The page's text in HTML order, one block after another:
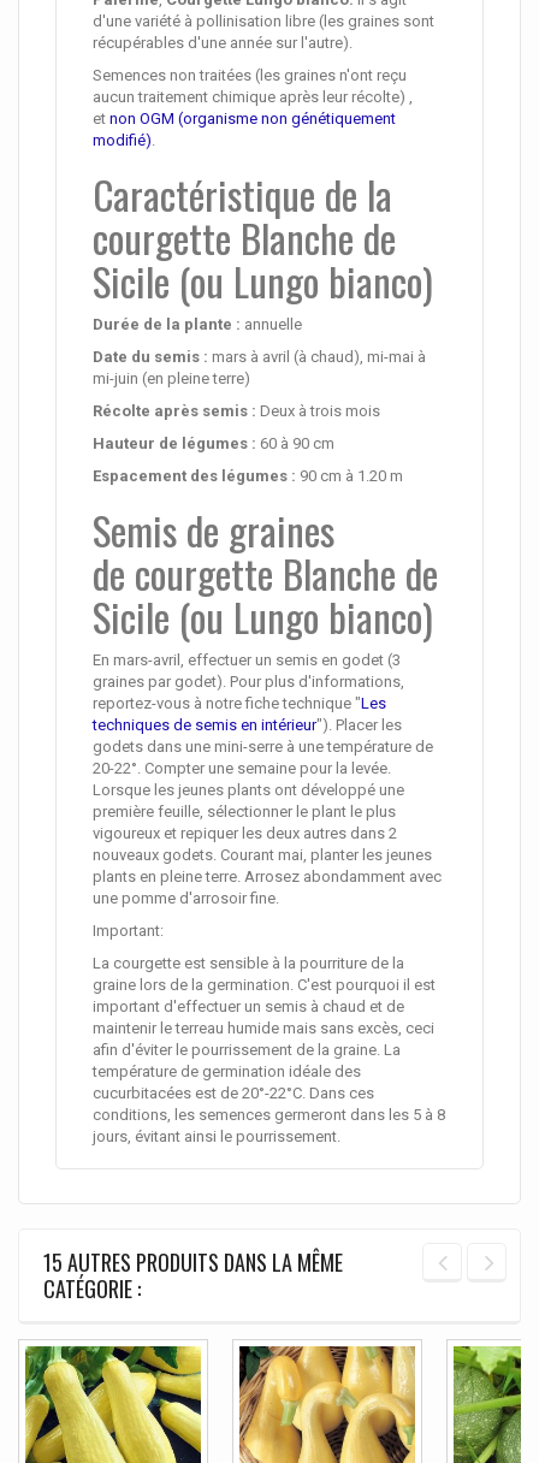
d'une variété à pollinisation libre (les graines sont
récupérables d'une année sur l'autre).
Semences non traitées (les graines n'ont reçu
aucun traitement chimique après leur récolte) ,
et non OGM (organisme non génétiquement
modifié)
Caractéristique de la
courgette Blanche de
Sicile (ou Lungo bianco)
Durée de la plante : annuelle
Date du semis : mars à avril (à chaud), mi-mai à
mi-juin (en pleine terre)
Récolte après semis : Deux à trois mois
Hauteur de légumes : 60 à 90 cm
Espacement des légumes : 90 cm à 1.20 m
Semis de graines
de courgette Blanche de
Sicile (ou Lungo bianco)
En mars-avril, effectuer un semis en godet (3
graines par godet). Pour plus d'informations,
reportez-vous à notre fiche technique "Les
techniques de semis en intérieur"). Placer les
godets dans une mini-serre à une température de
20-22°. Compter une semaine pour la levée.
Lorsque les jeunes plants ont développé une
première feuille, sélectionner le plant le plus
vigoureux et repiquer les deux autres dans 2
nouveaux godets. Courant mai, planter les jeunes
plants en pleine terre. Arrosez abondamment avec
une pomme d'arrosoir fine.
Important:
La courgette est sensible à la pourriture de la
graine lors de la germination. C'est pourquoi il est
important d'effectuer un semis à chaud et de
maintenir le terreau humide mais sans excès, ceci
afin d'éviter le pourrissement de la graine. La
température de germination idéale des
cucurbitacées est de 20°-22°C. Dans ces
conditions, les semences germeront dans les 5 à 8
jours, évitant ainsi le pourrissement.
15 AUTRES PRODUITS DANS LA MÊME
CATÉGORIE :